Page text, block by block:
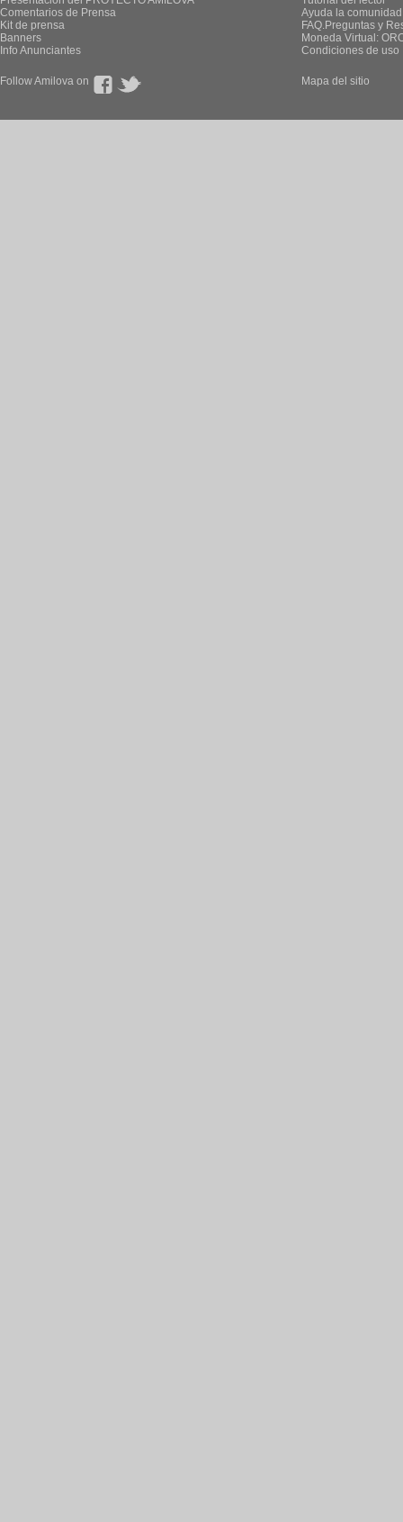
Comentarios de Prensa
Kit de prensa
Banners
Info Anunciantes
Ayuda la
FAQ.Preguntas y
Moneda Virtual:
Condiciones de uso
Follow Amilova on Mapa del sitio